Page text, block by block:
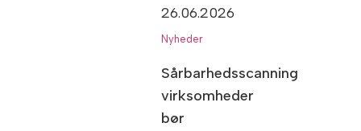
26.06.2026
Nyheder
Sårbarhedsscanning
virksomheder
bør